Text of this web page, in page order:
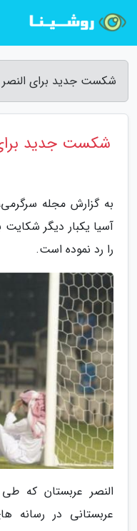
شکست جدید برای النصر
شکست جدید برای
به گزارش مجله
آسیا یکبار دیگر شکایت
را رد نموده است.
عربستانی در رسانه